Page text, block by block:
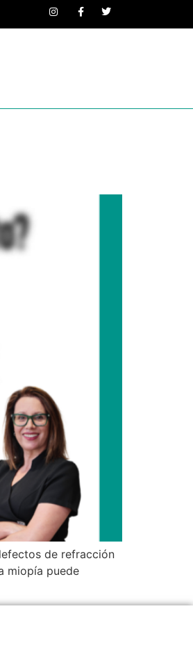
de refracción
miopía puede